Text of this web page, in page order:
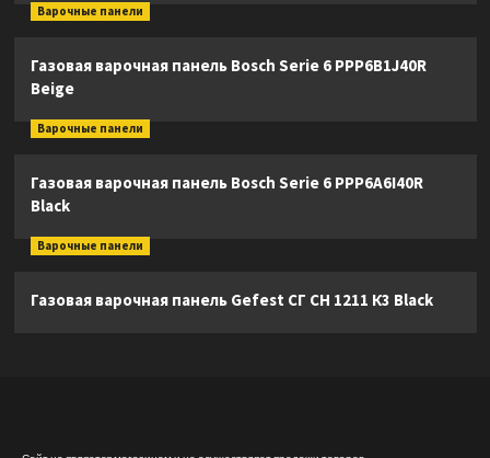
Варочные панели
Газовая варочная панель Bosch Serie 6 PPP6B1J40R
Beige
Варочные панели
Газовая варочная панель Bosch Serie 6 PPP6A6I40R
Black
Варочные панели
Газовая варочная панель Gefest СГ СН 1211 К3 Black